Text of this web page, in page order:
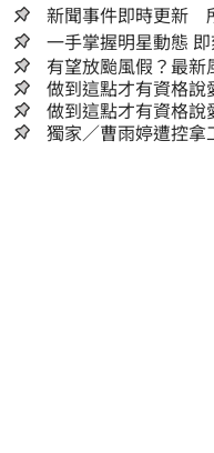
新聞事件即時更新
一
有望放颱風假？最
標準
做到這點才有資格說
做到這點才有資格說
獨家／曹雨婷遭控